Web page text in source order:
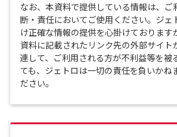
なお、本資料で提供している情報は、ご
断・責任においてご使用ください。ジェ
け正確な情報の提供を心掛けております
資料に記載されたリンク先の外部サイト
連して、ご利用される方が不利益等を被
ても、ジェトロは一切の責任を負いかね
ださい。